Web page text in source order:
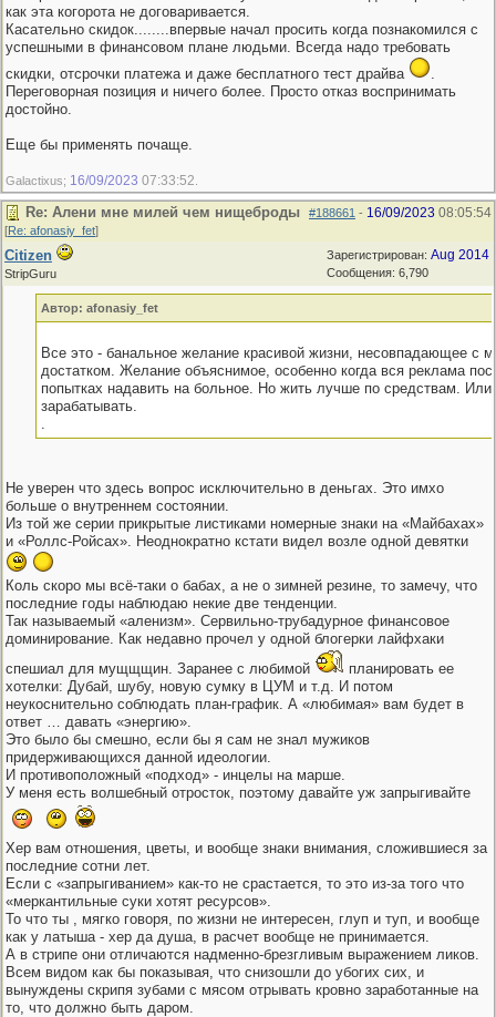
как эта когорота не договаривается.
Касательно скидок........впервые начал просить когда познакомился с
успешными в финансовом плане людьми. Всегда надо требовать
скидки, отсрочки платежа и даже бесплатного тест драйва
.
Переговорная позиция и ничего более. Просто отказ воспринимать
достойно.
Еще бы применять почаще.
Galactixus; 16/09/2023 07:33:52
#188661 - 16/09/2023 08:05:54
Re: Алени мне милей чем нищеброды
[Re: afonasiy_fet]
Зарегистрирован: Aug 2014
Сообщения: 6,790
Citizen
StripGuru
Автор: afonasiy_fet
Все это - банальное желание красивой жизни, несовпадающее с
достатком. Желание объяснимое, особенно когда вся реклама
попытках надавить на больное. Но жить лучше по средствам.
зарабатывать.
.
Не уверен что здесь вопрос исключительно в деньгах. Это имхо
больше о внутреннем состоянии.
Из той же серии прикрытые листиками номерные знаки на «Майбахах»
и «Роллс-Ройсах». Неоднократно кстати видел возле одной девятки
Коль скоро мы всё-таки о бабах, а не о зимней резине, то замечу, что
последние годы наблюдаю некие две тенденции.
Так называемый «аленизм». Сервильно-трубадурное финансовое
доминирование. Как недавно прочел у одной блогерки лайфхаки
спешиал для мущщщин. Заранее с любимой
планировать ее
хотелки: Дубай, шубу, новую сумку в ЦУМ и т.д. И потом
неукоснительно соблюдать план-график. А «любимая» вам будет в
ответ … давать «энергию».
Это было бы смешно, если бы я сам не знал мужиков
придерживающихся данной идеологии.
И противоположный «подход» - инцелы на марше.
У меня есть волшебный отросток, поэтому давайте уж запрыгивайте
Хер вам отношения, цветы, и вообще знаки внимания, сложившиеся за
последние сотни лет.
Если с «запрыгиванием» как-то не срастается, то это из-за того что
«меркантильные суки хотят ресурсов».
То что ты , мягко говоря, по жизни не интересен, глуп и туп, и вообще
как у латыша - хер да душа, в расчет вообще не принимается.
А в стрипе они отличаются надменно-брезгливым выражением ликов.
Всем видом как бы показывая, что снизошли до убогих сих, и
вынуждены скрипя зубами с мясом отрывать кровно заработанные на
то, что должно быть даром.